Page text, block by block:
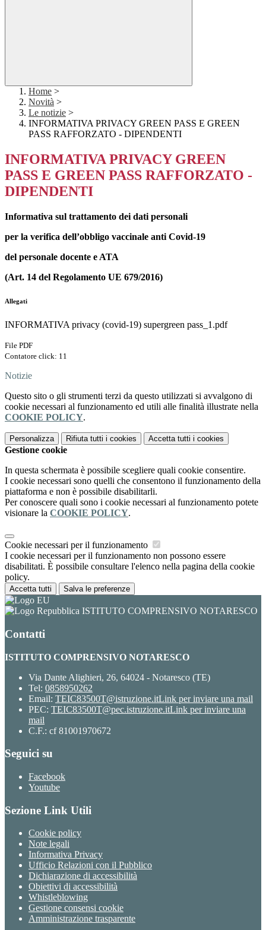
Home >
Novità >
Le notizie >
INFORMATIVA PRIVACY GREEN PASS E GREEN
PASS RAFFORZATO - DIPENDENTI
INFORMATIVA PRIVACY GREEN
PASS E GREEN PASS RAFFORZATO -
DIPENDENTI
Informativa sul trattamento dei dati personali
per la verifica dell’obbligo vaccinale anti Covid-19
del personale docente e ATA
(Art. 14 del Regolamento UE 679/2016)
Allegati
INFORMATIVA privacy (covid-19) supergreen pass_1.pdf
File PDF
Contatore click: 11
Notizie
Questo sito o gli strumenti terzi da questo utilizzati si avvalgono di
cookie necessari al funzionamento ed utili alle finalità illustrate nella
COOKIE POLICY.
Personalizza Rifiuta tutti i cookies Accetta tutti i cookies
Gestione cookie
In questa schermata è possibile scegliere quali cookie consentire.
I cookie necessari sono quelli che consentono il funzionamento della
piattaforma e non è possibile disabilitarli.
Per conoscere quali sono i cookie necessari al funzionamento potete
visionare la COOKIE POLICY.
Cookie necessari per il funzionamento
I cookie necessari per il funzionamento non possono essere
disabilitati. È possibile consultare l'elenco nella pagina della cookie
policy.
Accetta tutti Salva le preferenze
ISTITUTO COMPRENSIVO NOTARESCO
Contatti
ISTITUTO COMPRENSIVO NOTARESCO
Via Dante Alighieri, 26, 64024 - Notaresco (TE)
Tel: 0858950262
Email: TEIC83500T@istruzione.itLink per inviare una mail
PEC: TEIC83500T@pec.istruzione.itLink per inviare una
mail
C.F.: cf 81001970672
Seguici su
Facebook
Youtube
Sezione Link Utili
Cookie policy
Note legali
Informativa Privacy
Ufficio Relazioni con il Pubblico
Dichiarazione di accessibilità
Obiettivi di accessibilità
Whistleblowing
Gestione consensi cookie
Amministrazione trasparente